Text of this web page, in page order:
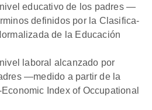
educativo de los padres —
definidos por la Clasifica­
de la Educación
laboral alcanzado por
—medido a partir de la
Index of Occupational